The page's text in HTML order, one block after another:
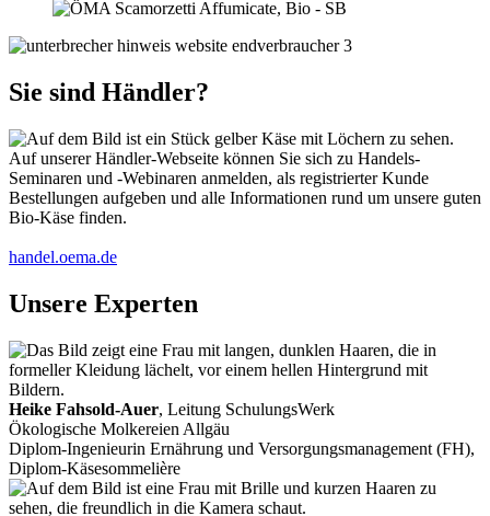
Sie sind Händler?
Auf unserer Händler-Webseite können Sie sich zu Handels-
Seminaren und -Webinaren anmelden, als registrierter Kunde
Bestellungen aufgeben und alle Informationen rund um unsere guten
Bio-Käse finden.
handel.oema.de
Unsere Experten
Heike Fahsold-Auer, Leitung SchulungsWerk
Ökologische Molkereien Allgäu
Diplom-Ingenieurin Ernährung und Versorgungsmanagement (FH),
Diplom-Käsesommelière